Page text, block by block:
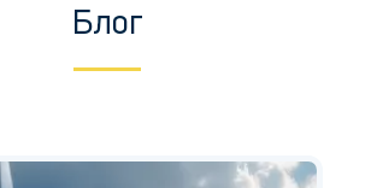
Блог